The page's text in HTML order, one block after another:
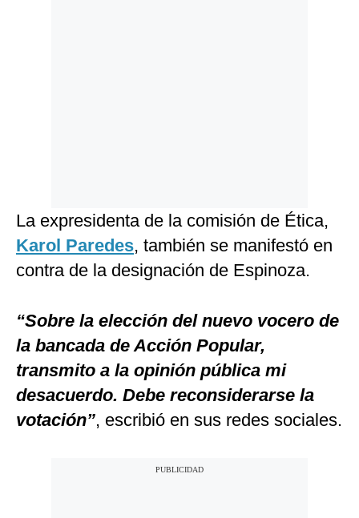
La expresidenta de la comisión de Ética,
Karol Paredes, también se manifestó en
contra de la designación de Espinoza.
“Sobre la elección del nuevo vocero de
la bancada de Acción Popular,
transmito a la opinión pública mi
desacuerdo. Debe reconsiderarse la
votación”, escribió en sus redes sociales.